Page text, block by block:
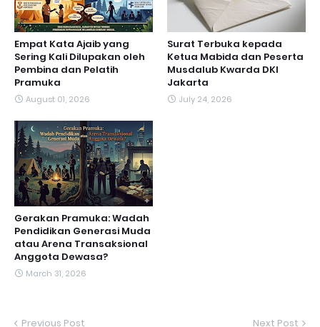
Empat Kata Ajaib yang
Sering Kali Dilupakan oleh
Pembina dan Pelatih
Pramuka
August 01, 2026
Surat Terbuka kepada
Ketua Mabida dan Peserta
Musdalub Kwarda DKI
Jakarta
July 24, 2026
Gerakan Pramuka: Wadah
Pendidikan Generasi Muda
atau Arena Transaksional
Anggota Dewasa?
March 31, 2026
Previous Post Next Post